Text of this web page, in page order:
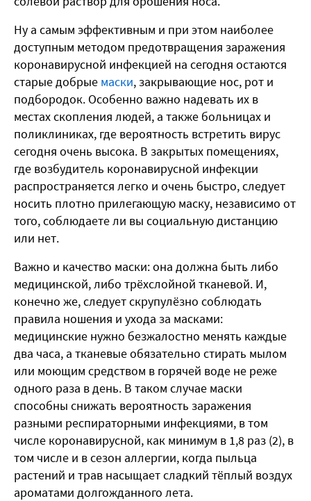
Ну а самым эффективным и при этом наиболее
доступным методом предотвращения заражения
коронавирусной инфекцией на сегодня остаются
старые добрые маски, закрывающие нос, рот и
подбородок. Особенно важно надевать их в
местах скопления людей, а также больницах и
поликлиниках, где вероятность встретить вирус
сегодня очень высока. В закрытых помещениях,
где возбудитель коронавирусной инфекции
распространяется легко и очень быстро, следует
носить плотно прилегающую маску, независимо от
того, соблюдаете ли вы социальную дистанцию
или нет.
Важно и качество маски: она должна быть либо
медицинской, либо трёхслойной тканевой. И,
конечно же, следует скрупулёзно соблюдать
правила ношения и ухода за масками:
медицинские нужно безжалостно менять каждые
два часа, а тканевые обязательно стирать мылом
или моющим средством в горячей воде не реже
одного раза в день. В таком случае маски
способны снижать вероятность заражения
разными респираторными инфекциями, в том
числе коронавирусной, как минимум в 1,8 раз (2), в
том числе и в сезон аллергии, когда пыльца
растений и трав насыщает сладкий тёплый воздух
ароматами долгожданного лета.